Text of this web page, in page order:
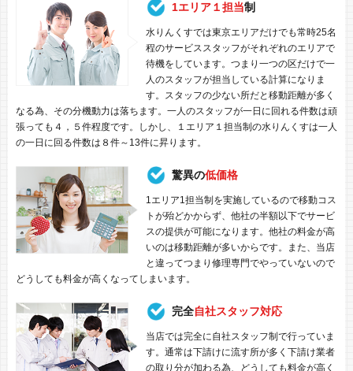
1エリア１担当制
水りんくすでは東京エリアだけでも常時25名
程のサービススタッフがそれぞれのエリアで
待機をしています。つまり一つの区だけで一
人のスタッフが担当している計算になりま
す。スタッフの少ない所だと移動距離が多く
なる為、その分機動力は落ちます。一人のスタッフが一日に回れる件数は頑
張っても４，５件程度です。しかし、１エリア１担当制の水りんくすは一人
の一日に回る件数は８件～13件に昇ります。
驚異の低価格
1エリア1担当制を実施しているので移動コス
トが殆どかからず、他社の半額以下でサービ
スの提供が可能になります。他社の料金が高
いのは移動距離が多いからです。また、当店
と違ってつまり修理専門でやっていないので
どうしても料金が高くなってしまいます。
完全自社スタッフ対応
当店では完全に自社スタッフ制で行っていま
す。通常は下請けに流す所が多く下請け業者
の取り分が加わる為、どうしても料金が高く